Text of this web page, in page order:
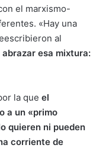
el marxismo-
«Hay una
al
abrazar esa mixtura:
la que el
a un «primo
quieren ni pueden
corriente de